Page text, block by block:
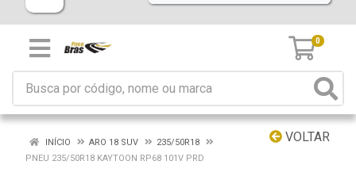
0
VOLTAR
INÍCIO ARO 18 SUV
235/50R18
PNEU 235/50R18 KAYTOON RP68 101V PRD